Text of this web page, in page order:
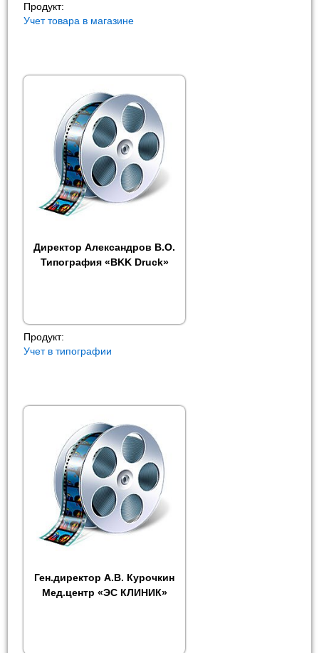
Продукт:
Учет товара в магазине
Директор Александров В.О.
Типография «BKK Druck»
Продукт:
Учет в типографии
Ген.директор А.В. Курочкин
Мед.центр «ЭС КЛИНИК»